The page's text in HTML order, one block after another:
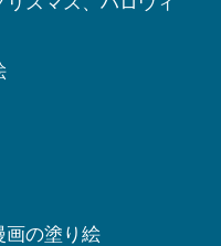
画の塗り絵